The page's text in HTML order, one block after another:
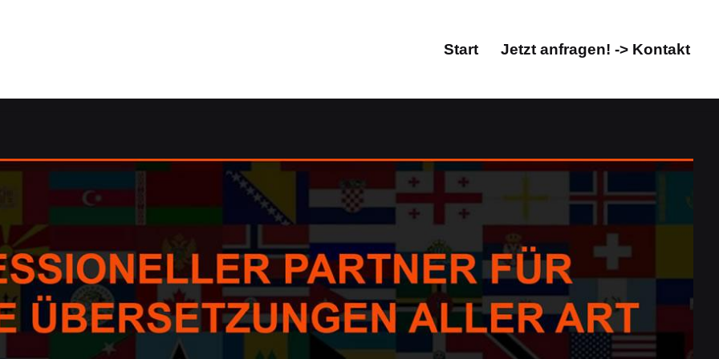
Start Jetzt anfragen! -> Kontakt
✓Korrektorat/Lektorat, Übersetzungsagentur, dolmetschen, Übersetzungsbüro. Gleich Übersetzungen in
Lektorat, Übersetzungsagentur, dolmetschen, Übersetzungsbüro. ➡️ Guul Prime, Ihr Übersetzungsprofi
✓Übersetzungsagentur, ✓Korrektorat/Lektorat oder ✓Übersetzungsbüro in Bad Endbach. Ihr Erfolg ist